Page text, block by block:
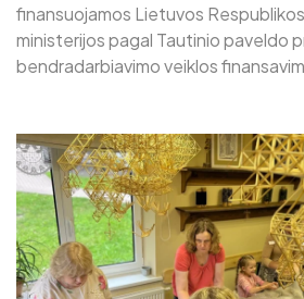
finansuojamos Lietuvos
ministerijos pagal Tautinio paveldo
bendradarbiavimo veiklos